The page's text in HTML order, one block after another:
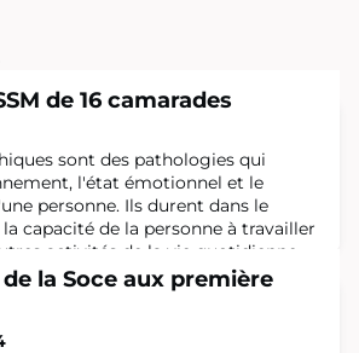
de 16 camarades
sont des pathologies qui
l'état émotionnel et le
personne. Ils durent dans le
capacité de la personne à travailler
activités de la vie quotidienne.
sont les troubles dépressifs et
troubles psychotiques ou liés à
(d
la Soce aux première